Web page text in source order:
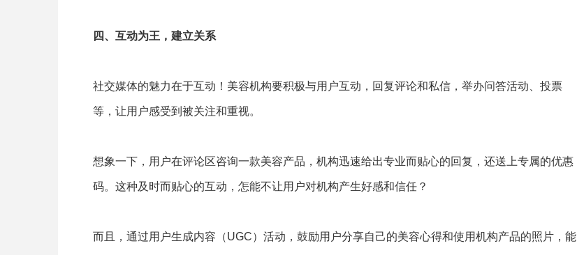
四、互动为王，建立关系
社交媒体的魅力在于互动！美容机构要积极与用户互动，回复评论和私信，举办问答活动、投票
等，让用户感受到被关注和重视。
想象一下，用户在评论区咨询一款美容产品，机构迅速给出专业而贴心的回复，还送上专属的优惠
码。这种及时而贴心的互动，怎能不让用户对机构产生好感和信任？
而且，通过用户生成内容（UGC）活动，鼓励用户分享自己的美容心得和使用机构产品的照片，能